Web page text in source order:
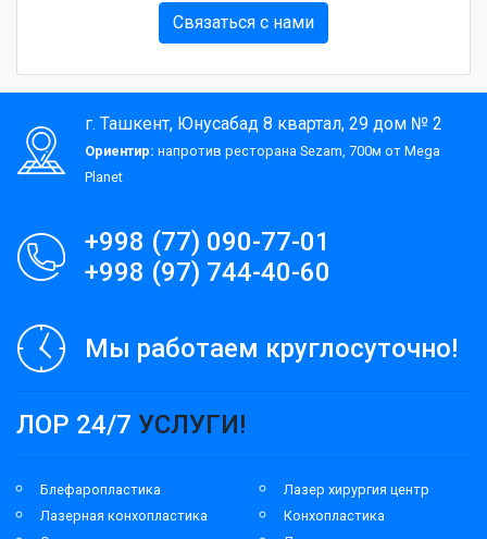
Связаться с нами
г. Ташкент, Юнусабад 8 квартал, 29 дом № 2
Ориентир: напротив ресторана Sezam, 700м от Mega
Planet
+998 (77) 090-77-01
+998 (97) 744-40-60
Мы работаем круглосуточно!
ЛОР 24/7 УСЛУГИ!
Блефаропластика
Лазер хирургия центр
Лазерная конхопластика
Конхопластика